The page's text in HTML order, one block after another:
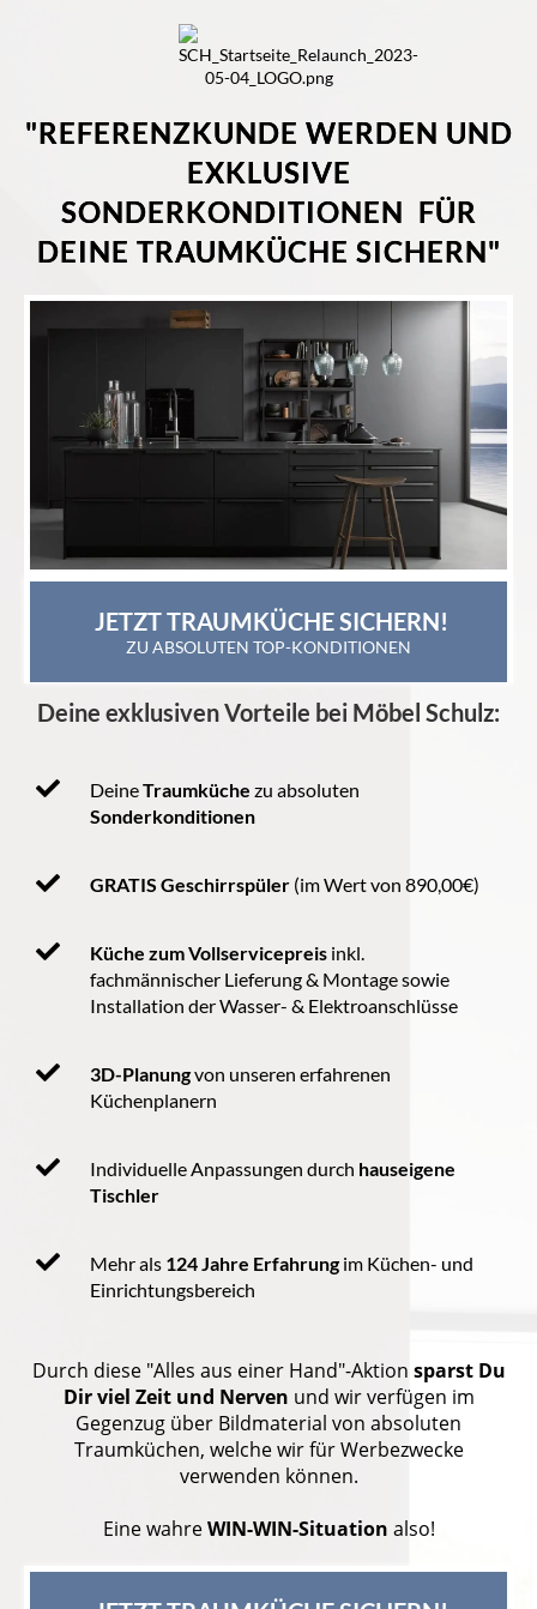
"REFERENZKUNDE WERDEN UND
EXKLUSIVE
SONDERKONDITIONEN FÜR
DEINE TRAUMKÜCHE SICHERN"
JETZT TRAUMKÜCHE SICHERN!
ZU ABSOLUTEN TOP-KONDITIONEN
Deine exklusiven Vorteile bei Möbel Schulz:
DeineTraumküche zu absoluten
Sonderkonditionen
GRATIS Geschirrspüler (im Wert von 890,00€)
Küche zum Vollservicepreis inkl.
fachmännischer Lieferung & Montage sowie
Installation der Wasser- & Elektroanschlüsse
3D-Planungvon unseren erfahrenen
Küchenplanern
Individuelle Anpassungen durch hauseigene
Tischler
Mehr als 124 Jahre Erfahrung im Küchen- und
Einrichtungsbereich
Durch diese "Alles aus einer Hand"-Aktion sparst Du
Dir viel Zeit und Nerven und wir verfügen im
Gegenzug über Bildmaterial von absoluten
Traumküchen, welche wir für Werbezwecke
verwenden können.
Eine wahreWIN-WIN-Situation also!